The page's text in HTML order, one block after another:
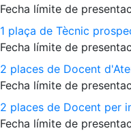
Fecha límite de
1 plaça de Tècnic
Fecha límite de
2 places de Docent
Fecha límite de
2 places de Docent per
Fecha límite de